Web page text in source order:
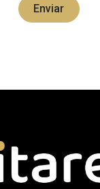
Enviar